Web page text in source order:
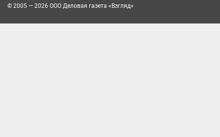
© 2005 — 2026 ООО Деловая газета «Взгляд»